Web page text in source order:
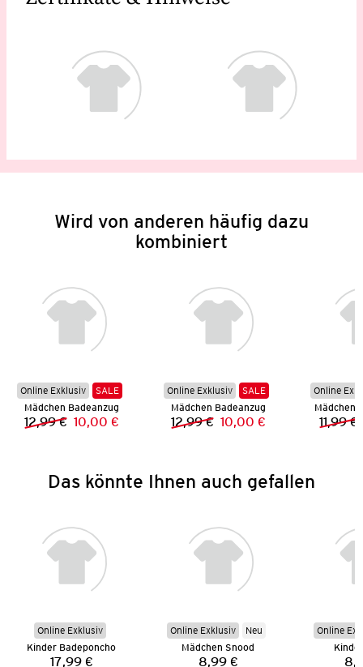
Wird von anderen häufig dazu
kombiniert
Online Exklusiv
SALE
Mädchen Badeanzug
Vorheriger Preis:
12,99 € Neuer Preis:
10,00 €
Online Exklusiv
SALE
Mädchen Badeanzug
Vorheriger Preis:
12,99 € Neuer Preis:
10,00 €
Online
Mädchen
11,99 €
Das könnte Ihnen auch gefallen
Online Exklusiv
Kinder Badeponcho
17,99 €
Online Exklusiv
Neu
Mädchen Snood
8,99 €
Online